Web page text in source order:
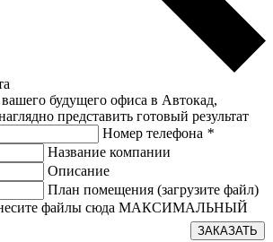
будущего офиса в Автокад,
представить готовый результат
Номер телефона *
Название компании
Описание
План помещения (загрузите файл)
файлы сюда МАКСИМАЛЬНЫЙ
ЗАКАЗАТЬ